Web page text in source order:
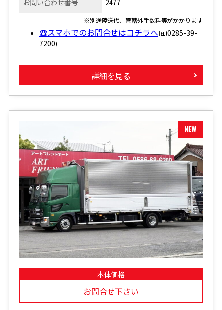
お問い合わせ番号 2477
※別途陸送代、管轄外手数料等がかかります
☎スマホでのお問合せはコチラへ℡(0285-39-
7200)
詳細を見る
本体価格
お問合せ下さい